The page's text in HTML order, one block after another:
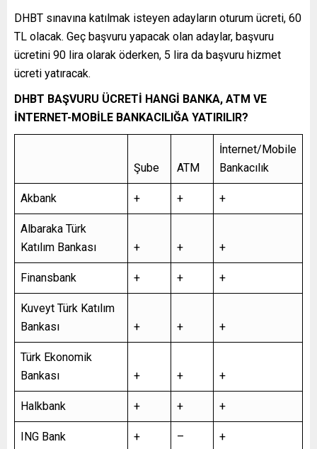
DHBT sınavına katılmak isteyen adayların oturum ücreti, 60
TL olacak. Geç başvuru yapacak olan adaylar, başvuru
ücretini 90 lira olarak öderken, 5 lira da başvuru hizmet
ücreti yatıracak.
DHBT BAŞVURU ÜCRETİ HANGİ BANKA, ATM VE
İNTERNET-MOBİLE BANKACILIĞA YATIRILIR?
Şube ATM
İnternet/Mobile
Bankacılık
Akbank + + +
Albaraka Türk
Katılım Bankası
+ + +
Finansbank + + +
Kuveyt Türk Katılım
Bankası
+ + +
Türk Ekonomik
Bankası
+ + +
Halkbank + + +
ING Bank + – +